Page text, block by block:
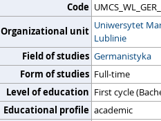
Code
Organizational unit Uniwersytet
Lublinie
Field of studies Germanistyka
Form of studies Full-time
Level of education First cycle
Educational profile academic